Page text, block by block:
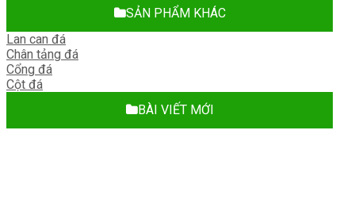
SẢN PHẨM KHÁC
Lan can đá
Chân tảng đá
Cổng đá
Cột đá
BÀI VIẾT MỚI